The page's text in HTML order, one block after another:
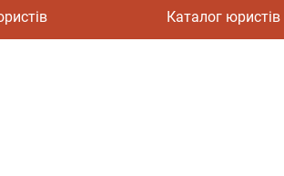
Каталог юристів